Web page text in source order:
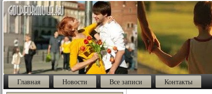
Главная Новости Все записи Контакты